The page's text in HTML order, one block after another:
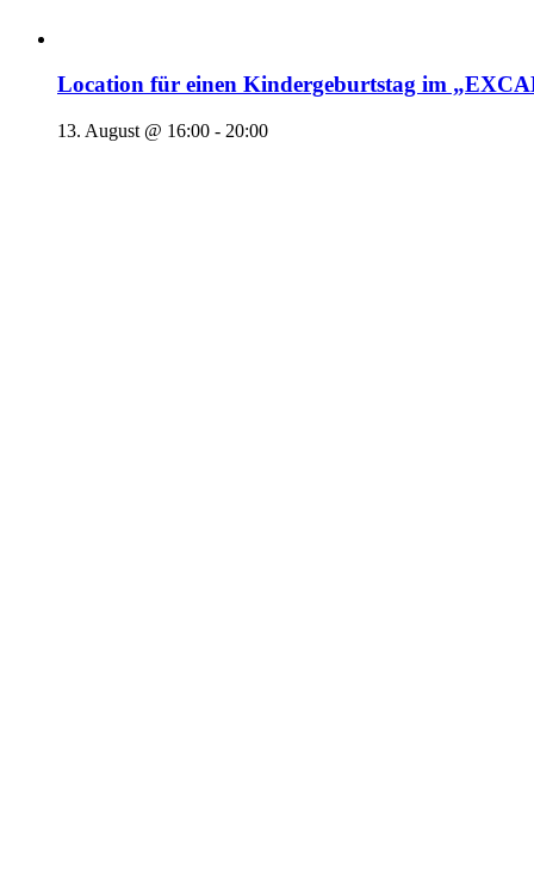
Location für einen Kindergeburtstag im
13. August @ 16:00 - 20:00